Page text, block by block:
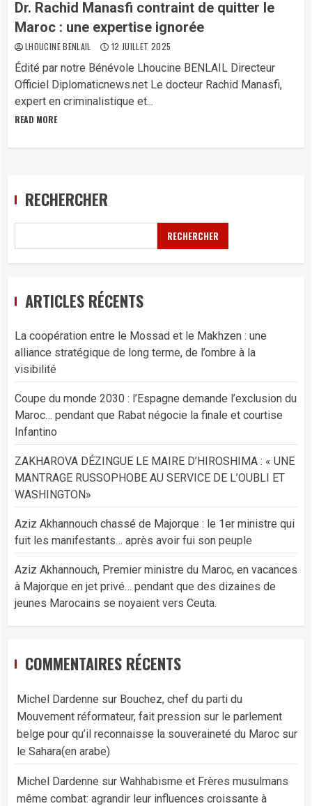
Dr. Rachid Manasfi contraint de quitter le
Maroc : une expertise ignorée
LHOUCINE BENLAIL 12 JUILLET 2025
Édité par notre Bénévole Lhoucine BENLAIL Directeur
Officiel Diplomaticnews.net Le docteur Rachid Manasfi,
expert en criminalistique et...
READ MORE
RECHERCHER
RECHERCHER
ARTICLES RÉCENTS
La coopération entre le Mossad et le Makhzen : une
alliance stratégique de long terme, de l’ombre à la
visibilité
Coupe du monde 2030 : l’Espagne demande l’exclusion du
Maroc… pendant que Rabat négocie la finale et courtise
Infantino
ZAKHAROVA DÉZINGUE LE MAIRE D’HIROSHIMA : « UNE
MANTRAGE RUSSOPHOBE AU SERVICE DE L’OUBLI ET
WASHINGTON»
Aziz Akhannouch chassé de Majorque : le 1er ministre qui
fuit les manifestants… après avoir fui son peuple
Aziz Akhannouch, Premier ministre du Maroc, en vacances
à Majorque en jet privé… pendant que des dizaines de
jeunes Marocains se noyaient vers Ceuta.
COMMENTAIRES RÉCENTS
Michel Dardenne sur Bouchez, chef du parti du
Mouvement réformateur, fait pression sur le parlement
belge pour qu’il reconnaisse la souveraineté du Maroc sur
le Sahara(en arabe)
Michel Dardenne sur Wahhabisme et Frères musulmans
même combat: agrandir leur influences croissante à